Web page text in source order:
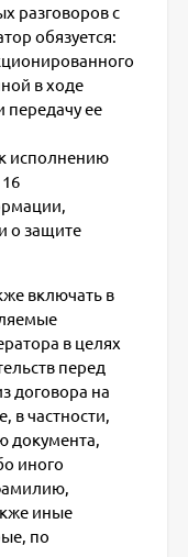
разговоров с
обязуется:
в ходе
ее
исполнению
о защите
включать в
в целях
перед
договора на
в частности,
документа,
иного
иные
по